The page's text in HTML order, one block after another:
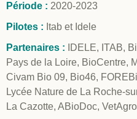
Période : 2020-2023
Pilotes : Itab et Idele
Partenaires :
IDELE, ITAB,
Pays de la Loire, BioCentre,
Civam Bio 09, Bio46,
Lycée Nature de La Roche-
La Cazotte, ABioDoc,